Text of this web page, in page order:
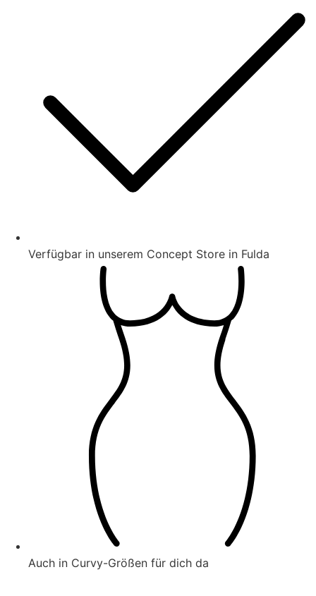
Verfügbar in unserem Concept Store in Fulda
Auch in Curvy-Größen für dich da